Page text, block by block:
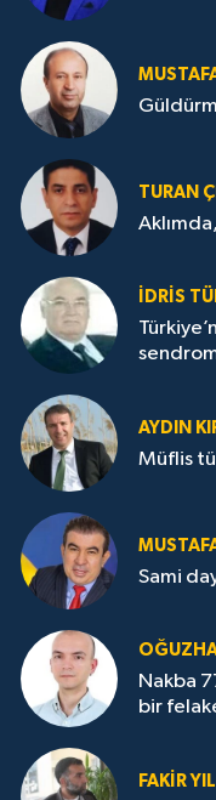
TURAN
İDRİS
AYDIN
Müflis
Sami
Nakba
bir
FAKİR